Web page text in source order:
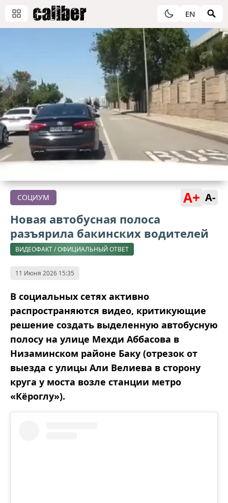
EN
СОЦИУМ A+ A-
Новая автобусная полоса
разъярила бакинских водителей
ВИДЕОФАКТ / ОФИЦИАЛЬНЫЙ ОТВЕТ
11 Июня 2026 15:35
В социальных сетях активно
распространяются видео, критикующие
решение создать выделенную автобусную
полосу на улице Мехди Аббасова в
Низаминском районе Баку (отрезок от
выезда с улицы Али Велиева в сторону
круга у моста возле станции метро
«Кёроглу»).